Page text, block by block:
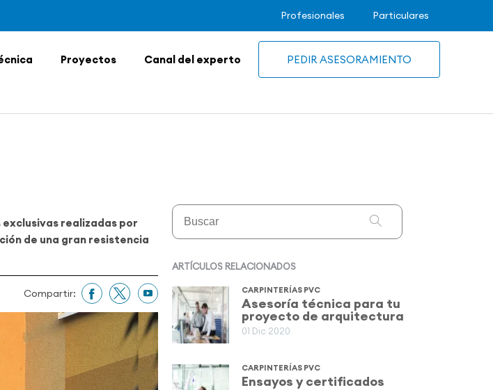
Profesionales Particulares
Proyectos Canal del experto PEDIR ASESORAMIENTO
realizadas por
de una gran resistencia
Compartir:
ARTÍCULOS RELACIONADOS
CARPINTERÍAS PVC
Asesoría técnica para tu
proyecto de arquitectura
01 Dic 2020
CARPINTERÍAS PVC
Ensayos y certificados